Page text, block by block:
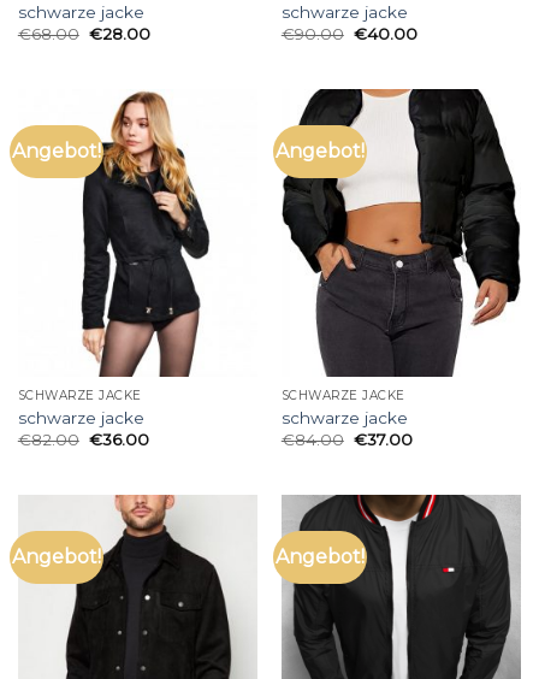
schwarze jacke
€68.00 €28.00
schwarze jacke
€90.00 €40.00
Angebot!
SCHWARZE JACKE
schwarze jacke
€82.00 €36.00
Angebot!
SCHWARZE JACKE
schwarze jacke
€84.00 €37.00
Angebot! Angebot!